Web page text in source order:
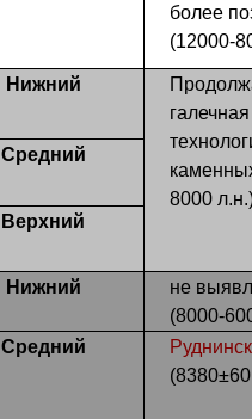
более
(12000-
Нижний
8000
Средний
Верхний
Нижний
не
(8000-
Средний